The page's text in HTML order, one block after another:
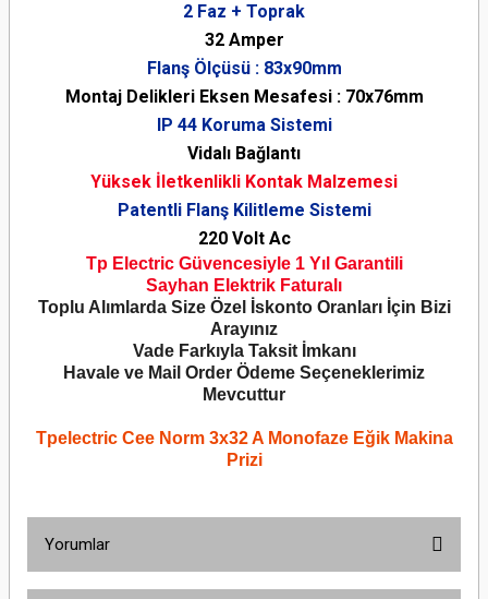
2 Faz + Toprak
32 Amper
Flanş Ölçüsü : 83x90mm
Montaj Delikleri Eksen Mesafesi : 70x76mm
IP 44 Koruma Sistemi
Vidalı Bağlantı
Yüksek İletkenlikli Kontak Malzemesi
Patentli Flanş Kilitleme Sistemi
220 Volt Ac
Tp Electric Güvencesiyle 1 Yıl Garantili
Sayhan Elektrik Faturalı
Toplu Alımlarda Size Özel İskonto Oranları İçin Bizi
Arayınız
Vade Farkıyla Taksit İmkanı
Havale ve Mail Order Ödeme Seçeneklerimiz
Mevcuttur
Tpelectric Cee Norm 3x32 A Monofaze Eğik Makina
Prizi
Yorumlar